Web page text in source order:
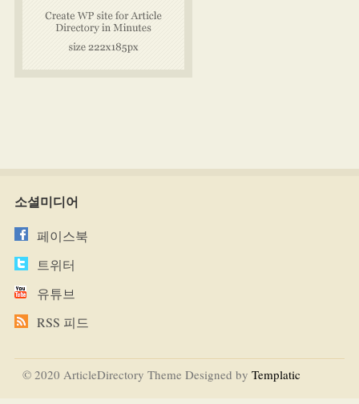
소셜미디어
페이스북
트위터
유튜브
RSS 피드
© 2020 ArticleDirectory Theme Designed by Templatic